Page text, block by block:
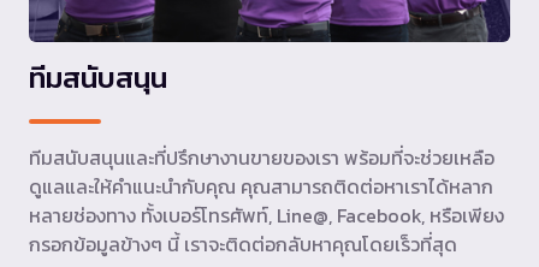
ทีมสนับสนุน
ทีมสนับสนุนและที่ปรึกษางานขายของเรา พร้อมที่จะช่วยเหลือ
ดูแลและให้คำแนะนำกับคุณ คุณสามารถติดต่อหาเราได้หลาก
หลายช่องทาง ทั้งเบอร์โทรศัพท์, Line@, Facebook, หรือเพียง
กรอกข้อมูลข้างๆ นี้ เราจะติดต่อกลับหาคุณโดยเร็วที่สุด